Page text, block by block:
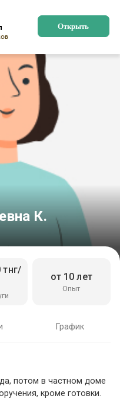
Поиск работы и работников
Открыть
К.
тнг/
Опыт
от 10 лет
График
потом в частном доме
кроме готовки.